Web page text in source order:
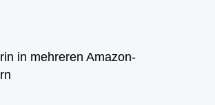
in mehreren Amazon-